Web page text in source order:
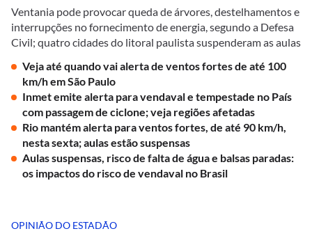
Ventania pode provocar queda de árvores, destelhamentos e
interrupções no fornecimento de energia, segundo a Defesa
Civil; quatro cidades do litoral paulista suspenderam as aulas
Veja até quando vai alerta de ventos fortes de até 100
km/h em São Paulo
Inmet emite alerta para vendaval e tempestade no País
com passagem de ciclone; veja regiões afetadas
Rio mantém alerta para ventos fortes, de até 90 km/h,
nesta sexta; aulas estão suspensas
Aulas suspensas, risco de falta de água e balsas paradas:
os impactos do risco de vendaval no Brasil
OPINIÃO DO ESTADÃO